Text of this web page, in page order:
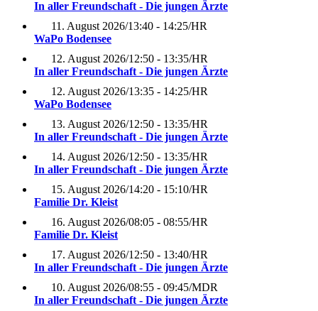
In aller Freundschaft - Die jungen Ärzte
11. August 2026/13:40 - 14:25/HR
WaPo Bodensee
12. August 2026/12:50 - 13:35/HR
In aller Freundschaft - Die jungen Ärzte
12. August 2026/13:35 - 14:25/HR
WaPo Bodensee
13. August 2026/12:50 - 13:35/HR
In aller Freundschaft - Die jungen Ärzte
14. August 2026/12:50 - 13:35/HR
In aller Freundschaft - Die jungen Ärzte
15. August 2026/14:20 - 15:10/HR
Familie Dr. Kleist
16. August 2026/08:05 - 08:55/HR
Familie Dr. Kleist
17. August 2026/12:50 - 13:40/HR
In aller Freundschaft - Die jungen Ärzte
10. August 2026/08:55 - 09:45/MDR
In aller Freundschaft - Die jungen Ärzte